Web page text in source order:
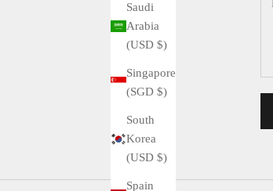
Saudi
Arabia
(USD $)
Singapore
(SGD $)
South
Korea
(USD $)
Spain